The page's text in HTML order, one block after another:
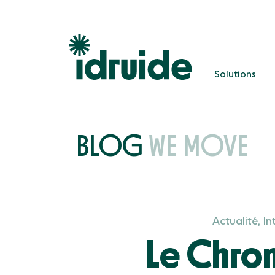
Solutions
Solutions
BLOG WE MOVE
Actualité,
Le